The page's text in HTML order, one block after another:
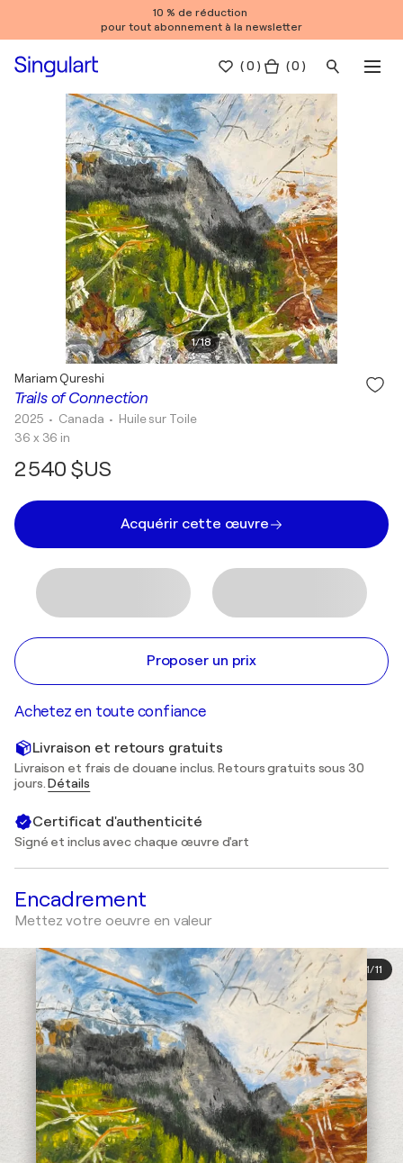
10 % de réduction
pour tout abonnement à la newsletter
(0 ) ( 0 )
1/18
Trails of Connection
Mariam Qureshi
2025 • Canada • Huile sur Toile
36 x 36 in
2 540 $US
Acquérir cette œuvre
Proposer un prix
Achetez en toute confiance
Livraison et retours gratuits
Livraison et frais de douane inclus. Retours gratuits sous 30
jours.Détails
Certificat d'authenticité
Signé et inclus avec chaque œuvre d'art
Encadrement
Mettez votre oeuvre en valeur
1/11